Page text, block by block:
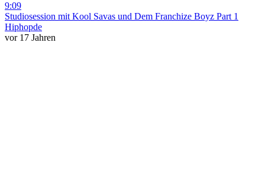
9:09
Studiosession mit Kool Savas und Dem Franchize Boyz Part 1
Hiphopde
vor 17 Jahren